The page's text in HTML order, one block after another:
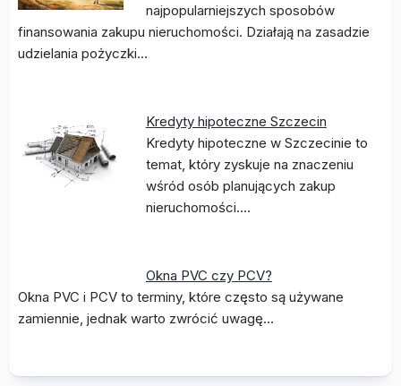
najpopularniejszych sposobów
finansowania zakupu nieruchomości. Działają na zasadzie
udzielania pożyczki…
Kredyty hipoteczne Szczecin
Kredyty hipoteczne w Szczecinie to
temat, który zyskuje na znaczeniu
wśród osób planujących zakup
nieruchomości.…
Okna PVC czy PCV?
Okna PVC i PCV to terminy, które często są używane
zamiennie, jednak warto zwrócić uwagę…